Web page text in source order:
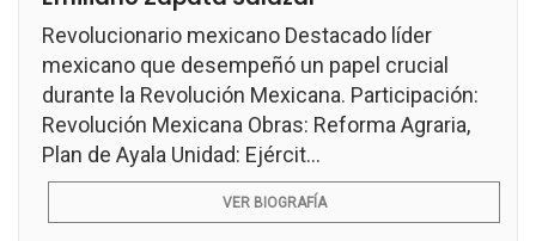
Revolucionario mexicano Destacado líder
mexicano que desempeñó un papel crucial
durante la Revolución Mexicana. Participación:
Revolución Mexicana Obras: Reforma Agraria,
Plan de Ayala Unidad: Ejércit...
VER BIOGRAFÍA